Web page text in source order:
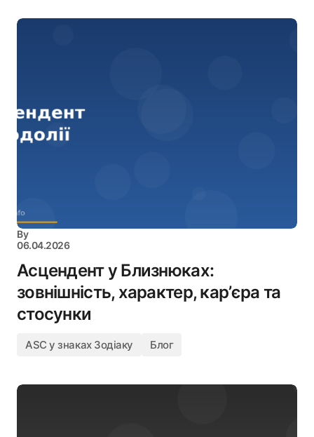
By
06.04.2026
Асцендент у Близнюках:
зовнішність, характер, кар’єра та
стосунки
ASC у знаках Зодіаку Блог